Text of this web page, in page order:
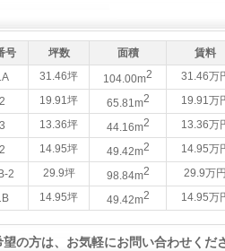
号 坪数 面積
賃料
31.46坪 104.00m2
31.46万
19.91坪 65.81m2
19.91万
13.36坪 44.16m2
13.36万
14.95坪 49.42m2
14.95万
2
29.9坪 98.84m2
29.9万
14.95坪 49.42m2 14.95万
の方は、お気軽にお問い合わせくだ